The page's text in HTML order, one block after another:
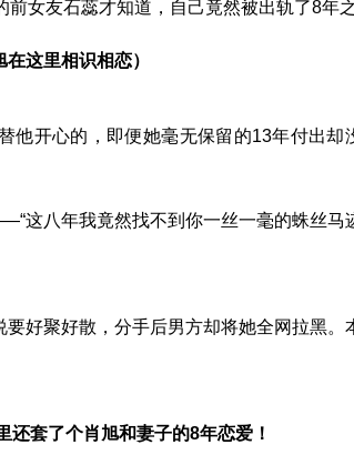
女友石蕊才知道，自己竟然被出轨了8年
这里相识相恋）
他开心的，即便她毫无保留的13年付出却
这八年我竟然找不到你一丝一毫的蛛丝马
好聚好散，分手后男方却将她全网拉黑。
套了个肖旭和妻子的8年恋爱！